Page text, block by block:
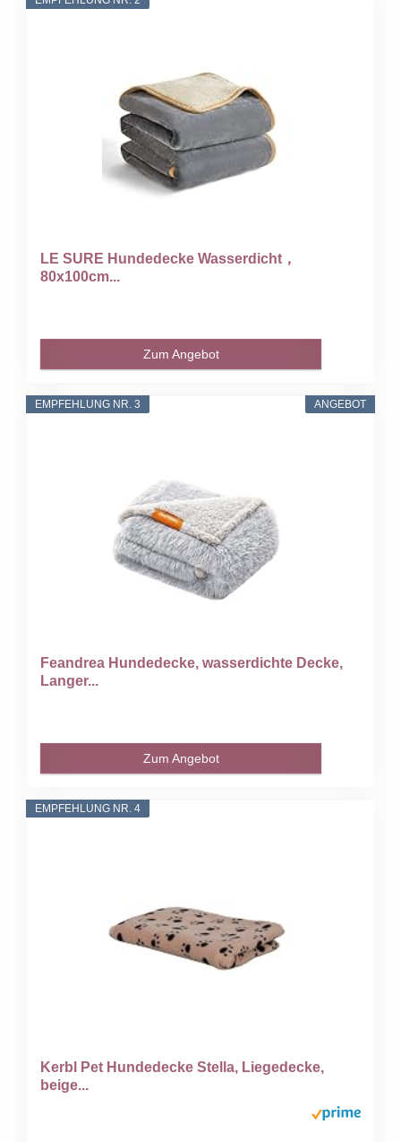
LE SURE Hundedecke Wasserdicht，
80x100cm...
Zum Angebot
ANGEBOT
EMPFEHLUNG NR. 3
Feandrea Hundedecke, wasserdichte Decke,
Langer...
Zum Angebot
EMPFEHLUNG NR. 4
Kerbl Pet Hundedecke Stella, Liegedecke,
beige...